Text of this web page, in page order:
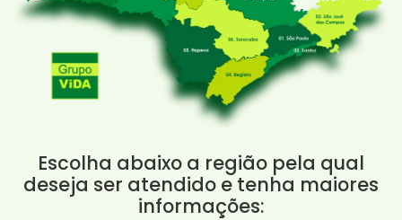
Escolha abaixo a região pela qual
deseja ser atendido e tenha maiores
informações: